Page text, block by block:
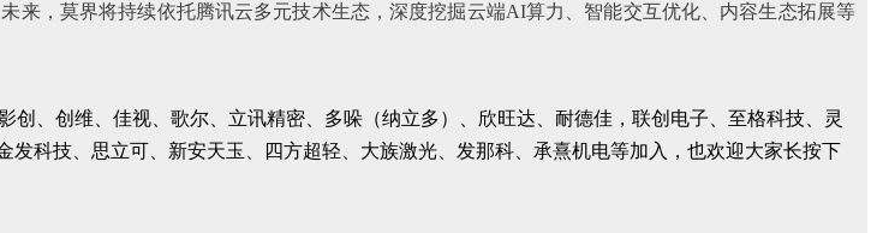
，莫界将持续依托腾讯云多元技术生态，深度挖掘云端AI算力、智能交互优化、内容生态拓展等
、创维、佳视、歌尔、立讯精密、多哚（纳立多）、欣旺达、耐德佳，联创电子、至格科技、灵
科技、思立可、新安天玉、四方超轻、大族激光、发那科、承熹机电等加入，也欢迎大家长按下